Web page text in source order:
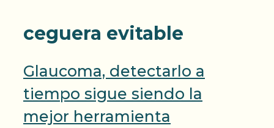
ceguera evitable
Glaucoma, detectarlo a
tiempo sigue siendo la
mejor herramienta